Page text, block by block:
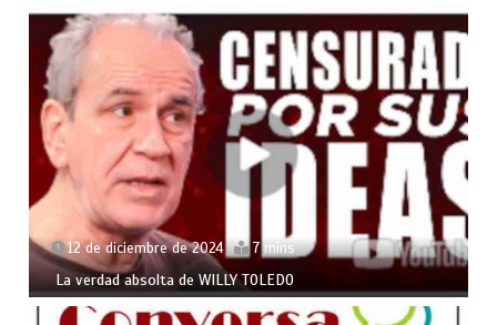
12 de diciembre de 2024 7 mins
La verdad absolta de WILLY TOLEDO